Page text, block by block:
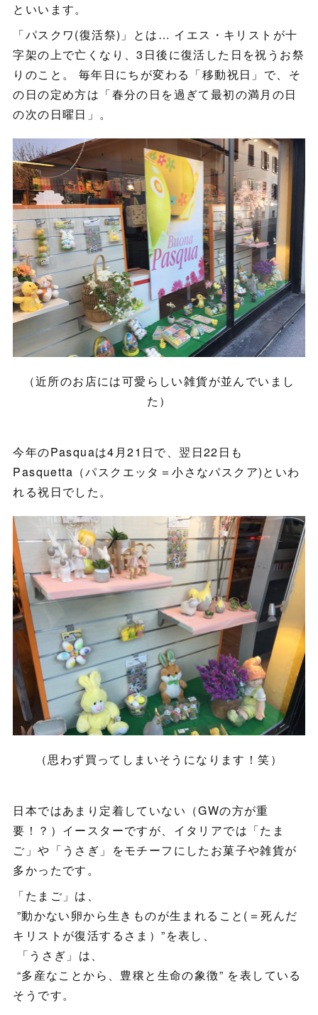
といいます。
「パスクワ(復活祭)」とは… イエス・キリストが十
字架の上で亡くなり、3日後に復活した日を祝うお祭
りのこと。 毎年日にちが変わる「移動祝日」で、そ
の日の定め方は「春分の日を過ぎて最初の満月の日
の次の日曜日」。
（近所のお店には可愛らしい雑貨が並んでいまし
た）
今年のPasquaは4月21日で、翌日22日も
Pasquetta（パスクエッタ＝小さなパスクア)といわ
れる祝日でした。
（思わず買ってしまいそうになります！笑）
日本ではあまり定着していない（GWの方が重
要！？）イースターですが、イタリアでは「たま
ご」や「うさぎ」をモチーフにしたお菓子や雑貨が
多かったです。
「たまご」は、
”動かない卵から生きものが生まれること(＝死んだ
キリストが復活するさま）”を表し、
「うさぎ」は、
“多産なことから、豊穣と生命の象徴” を表している
そうです。